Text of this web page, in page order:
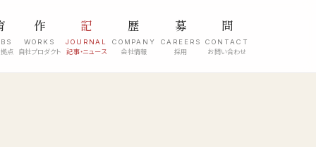
点
作
WORKS
自社プロダクト
記
JOURNAL
記事・ニュース
歴
COMPANY
会社情報
募
CAREERS
採用
問
CONTACT
お問い合わせ